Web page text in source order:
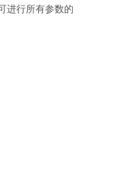
进行所有参数的